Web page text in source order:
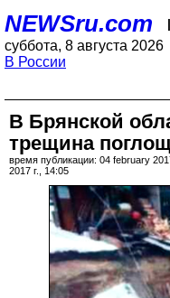
NEWSru.com |
суббота, 8 августа 2026
В России
В Брянской
трещина
время публикации: 04 february
2017 г., 14:05